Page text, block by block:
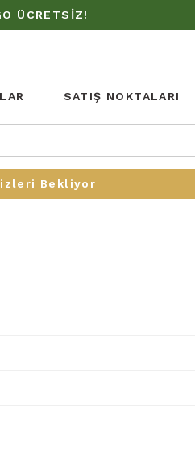
ÜCRETSİZ!
SATIŞ NOKTALARI
Bekliyor